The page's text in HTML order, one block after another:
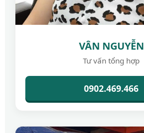
VÂN NGUYỄN
Tư vấn tổng hợp
0902.469.466